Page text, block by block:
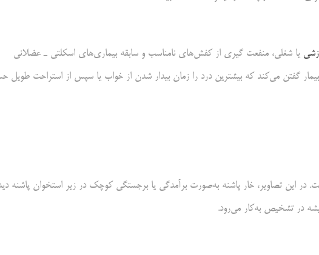
یا شغلی، منفعت گیری از کفش‌های نامناسب و سابقه بیماری‌های اسکلتی ـ عضلانی
گفتن می‌کند که بیشترین درد را زمان بیدار شدن از خواب یا سپس از استراحت طویل
در این تصاویر، خار پاشنه به‌صورت برآمدگی یا برجستگی کوچک در زیر استخوان پاشنه
در تشخیص به‌کار می‌رود.